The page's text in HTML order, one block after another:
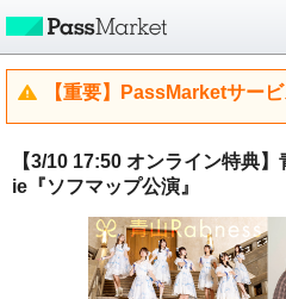
【重要】PassMarketサー
【3/10 17:50 オンライン特典
ie『ソフマップ公演』